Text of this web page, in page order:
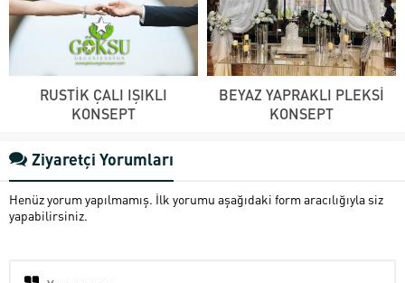
RUSTİK ÇALI IŞIKLI
KONSEPT
BEYAZ YAPRAKLI PLEKSİ
KONSEPT
Ziyaretçi Yorumları
Henüz yorum yapılmamış. İlk yorumu aşağıdaki form aracılığıyla siz
yapabilirsiniz.